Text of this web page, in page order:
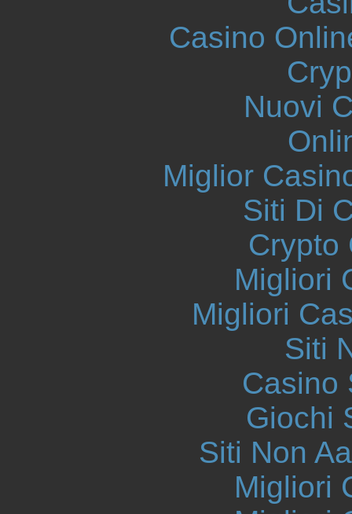
Casino
Nuovi
Miglior
Siti Di
Crypto
Migliori
Migliori
Siti
Casino
Giochi
Siti Non
Migliori